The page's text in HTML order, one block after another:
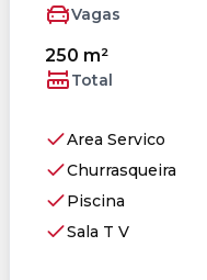
Vagas
250 m²
Total
Area Servico
Churrasqueira
Piscina
Sala T V